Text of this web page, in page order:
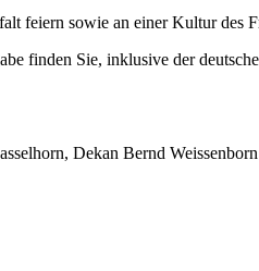
feiern sowie an einer Kultur des
finden Sie, inklusive der
Dekan Bernd Weissenborn